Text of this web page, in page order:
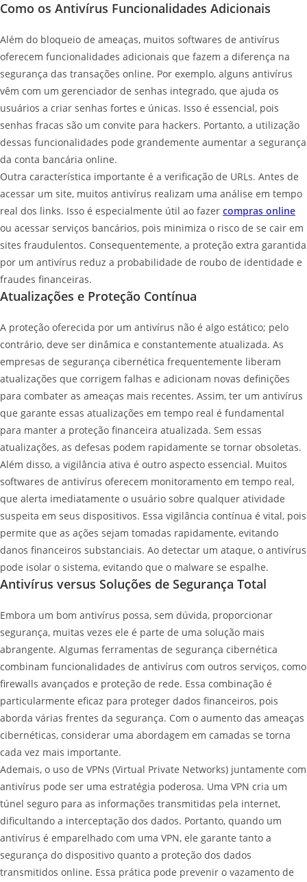
Como os Antivírus Funcionalidades Adicionais
Além do bloqueio de ameaças, muitos softwares de antivírus
oferecem funcionalidades adicionais que fazem a diferença na
segurança das transações online. Por exemplo, alguns antivírus
vêm com um gerenciador de senhas integrado, que ajuda os
usuários a criar senhas fortes e únicas. Isso é essencial, pois
senhas fracas são um convite para hackers. Portanto, a utilização
dessas funcionalidades pode grandemente aumentar a segurança
da conta bancária online.
Outra característica importante é a verificação de URLs. Antes de
acessar um site, muitos antivírus realizam uma análise em tempo
real dos links. Isso é especialmente útil ao fazer compras online
ou acessar serviços bancários, pois minimiza o risco de se cair em
sites fraudulentos. Consequentemente, a proteção extra garantida
por um antivírus reduz a probabilidade de roubo de identidade e
fraudes financeiras.
Atualizações e Proteção Contínua
A proteção oferecida por um antivírus não é algo estático; pelo
contrário, deve ser dinâmica e constantemente atualizada. As
empresas de segurança cibernética frequentemente liberam
atualizações que corrigem falhas e adicionam novas definições
para combater as ameaças mais recentes. Assim, ter um antivírus
que garante essas atualizações em tempo real é fundamental
para manter a proteção financeira atualizada. Sem essas
atualizações, as defesas podem rapidamente se tornar obsoletas.
Além disso, a vigilância ativa é outro aspecto essencial. Muitos
softwares de antivírus oferecem monitoramento em tempo real,
que alerta imediatamente o usuário sobre qualquer atividade
suspeita em seus dispositivos. Essa vigilância contínua é vital, pois
permite que as ações sejam tomadas rapidamente, evitando
danos financeiros substanciais. Ao detectar um ataque, o antivírus
pode isolar o sistema, evitando que o malware se espalhe.
Antivírus versus Soluções de Segurança Total
Embora um bom antivírus possa, sem dúvida, proporcionar
segurança, muitas vezes ele é parte de uma solução mais
abrangente. Algumas ferramentas de segurança cibernética
combinam funcionalidades de antivírus com outros serviços, como
firewalls avançados e proteção de rede. Essa combinação é
particularmente eficaz para proteger dados financeiros, pois
aborda várias frentes da segurança. Com o aumento das ameaças
cibernéticas, considerar uma abordagem em camadas se torna
cada vez mais importante.
Ademais, o uso de VPNs (Virtual Private Networks) juntamente com
antivírus pode ser uma estratégia poderosa. Uma VPN cria um
túnel seguro para as informações transmitidas pela internet,
dificultando a interceptação dos dados. Portanto, quando um
antivírus é emparelhado com uma VPN, ele garante tanto a
segurança do dispositivo quanto a proteção dos dados
transmitidos online. Essa prática pode prevenir o vazamento de